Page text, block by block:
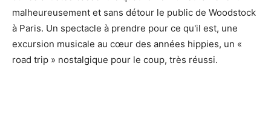
malheureusement et sans détour le public de Woodstock
à Paris. Un spectacle à prendre pour ce qu'il est, une
excursion musicale au cœur des années hippies, un «
road trip » nostalgique pour le coup, très réussi.